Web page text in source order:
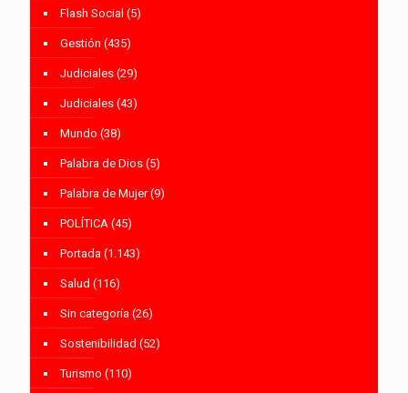
Flash Social (5)
Gestión (435)
Judiciales (29)
Judiciales (43)
Mundo (38)
Palabra de Dios (5)
Palabra de Mujer(9)
POLÍTICA (45)
Portada (1.143)
Salud (116)
Sin categoría (26)
Sostenibilidad (52)
Turismo (110)